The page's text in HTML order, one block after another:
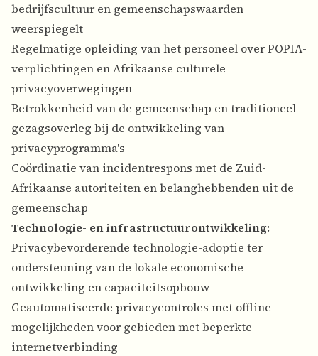
bedrijfscultuur en gemeenschapswaarden
weerspiegelt
Regelmatige opleiding van het personeel over POPIA-
verplichtingen en Afrikaanse culturele
privacyoverwegingen
Betrokkenheid van de gemeenschap en traditioneel
gezagsoverleg bij de ontwikkeling van
privacyprogramma's
Coördinatie van incidentrespons met de Zuid-
Afrikaanse autoriteiten en belanghebbenden uit de
gemeenschap
Technologie- en infrastructuurontwikkeling:
Privacybevorderende technologie-adoptie ter
ondersteuning van de lokale economische
ontwikkeling en capaciteitsopbouw
Geautomatiseerde privacycontroles met offline
mogelijkheden voor gebieden met beperkte
internetverbinding